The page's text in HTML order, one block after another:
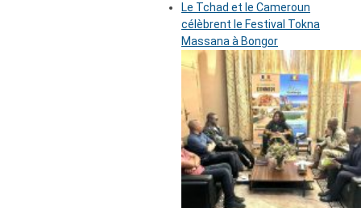
Le Tchad et le Cameroun
célèbrent le Festival Tokna
Massana à Bongor